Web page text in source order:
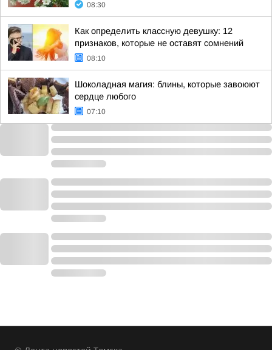
08:30
Как определить классную девушку: 12
признаков, которые не оставят сомнений
08:10
Шоколадная магия: блины, которые завоюют
сердце любого
07:10